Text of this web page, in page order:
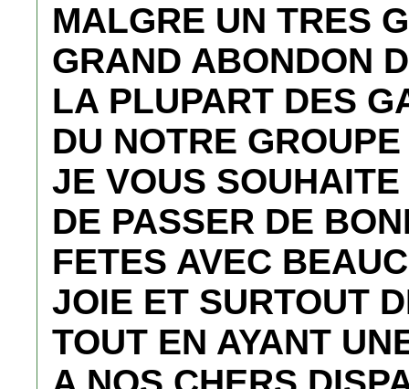
MALGRE UN TRES
GRAND ABONDON
LA PLUPART DES
DU NOTRE GROUPE
JE VOUS
DE PASSER DE
FETES AVEC
JOIE ET SURTOUT
TOUT EN AYANT